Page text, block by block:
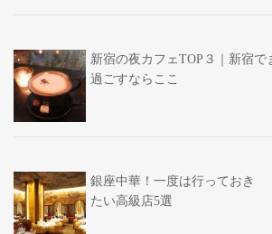
新宿の夜カフェTOP３｜新宿で
過ごすならここ
銀座中華！一度は行っておき
たい高級店5選